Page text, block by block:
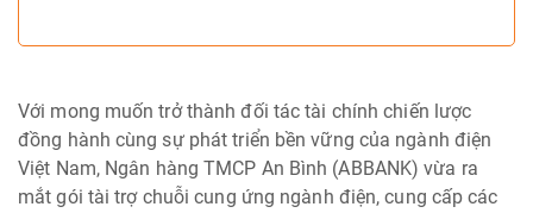
Với mong muốn trở thành đối tác tài chính chiến lược
đồng hành cùng sự phát triển bền vững của ngành điện
Việt Nam, Ngân hàng TMCP An Bình (ABBANK) vừa ra
mắt gói tài trợ chuỗi cung ứng ngành điện, cung cấp các